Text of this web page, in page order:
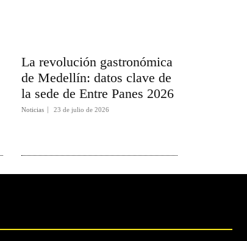
La revolución gastronómica
de Medellín: datos clave de
la sede de Entre Panes 2026
Noticias 23 de julio de 2026